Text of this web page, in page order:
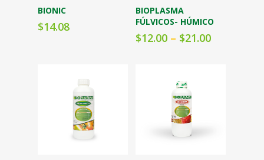
Seleccionar
opciones
BIONIC
$14.08
Seleccionar
opciones
BIOPLASMA
FÚLVICOS- HÚMICO
$12.00– $21.00